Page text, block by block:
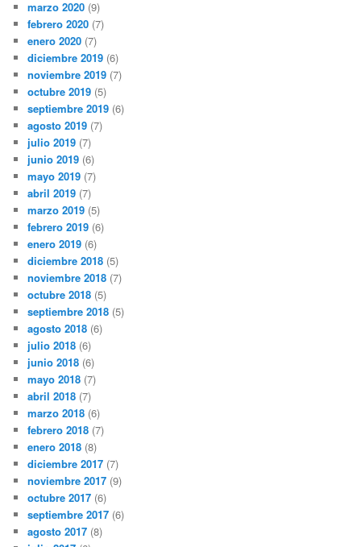
marzo 2020 (9)
febrero 2020 (7)
enero 2020 (7)
diciembre 2019 (6)
noviembre 2019 (7)
octubre 2019 (5)
septiembre 2019 (6)
agosto 2019 (7)
julio 2019 (7)
junio 2019 (6)
mayo 2019 (7)
abril 2019 (7)
marzo 2019 (5)
febrero 2019 (6)
enero 2019 (6)
diciembre 2018 (5)
noviembre 2018 (7)
octubre 2018 (5)
septiembre 2018 (5)
agosto 2018 (6)
julio 2018 (6)
junio 2018 (6)
mayo 2018 (7)
abril 2018 (7)
marzo 2018 (6)
febrero 2018 (7)
enero 2018 (8)
diciembre 2017 (7)
noviembre 2017 (9)
octubre 2017 (6)
septiembre 2017 (6)
agosto 2017 (8)